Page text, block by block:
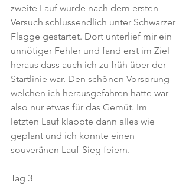
zweite Lauf wurde nach dem ersten
Versuch schlussendlich unter Schwarzer
Flagge gestartet. Dort unterlief mir ein
unnötiger Fehler und fand erst im Ziel
heraus dass auch ich zu früh über der
Startlinie war. Den schönen Vorsprung
welchen ich herausgefahren hatte war
also nur etwas für das Gemüt. Im
letzten Lauf klappte dann alles wie
geplant und ich konnte einen
souveränen Lauf-Sieg feiern.
Tag 3